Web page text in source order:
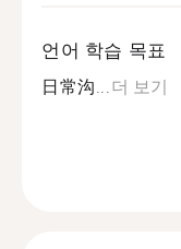
언어 학습 목표
日常沟...더 보기